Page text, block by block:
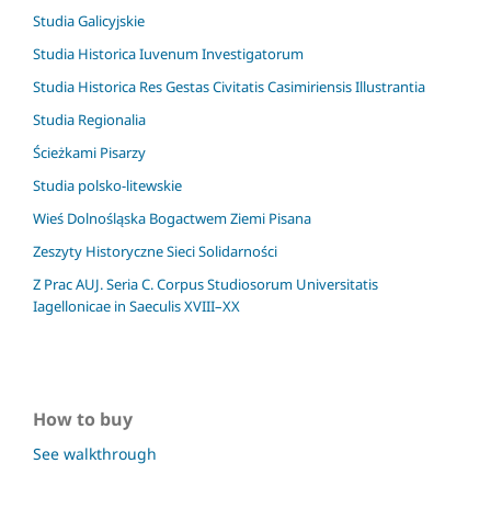
Studia Galicyjskie
Studia Historica Iuvenum Investigatorum
Studia Historica Res Gestas Civitatis Casimiriensis Illustrantia
Studia Regionalia
Ścieżkami Pisarzy
Studia polsko-litewskie
Wieś Dolnośląska Bogactwem Ziemi Pisana
Zeszyty Historyczne Sieci Solidarności
Z Prac AUJ. Seria C. Corpus Studiosorum Universitatis
Iagellonicae in Saeculis XVIII–XX
How to buy
See walkthrough